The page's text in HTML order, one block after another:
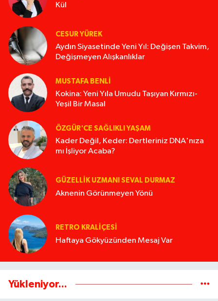
Kül
CESUR YÜREK
Aydın Siyasetinde Yeni Yıl: Değişen Takvim,
Değişmeyen Alışkanlıklar
MUSTAFA BENLI
Kokina: Yeni Yıla Umudu Taşıyan Kırmızı-
Yeşil Bir Masal
ÖZGÜR'CE SAĞLIKLI YAŞAM
Kader Değil, Keder: Dertleriniz DNA'nıza
mı İşliyor Acaba?
GÜZELLIK UZMANI SEVAL DURMAZ
Aknenin Görünmeyen Yönü
RETRO KRALIÇESI
Haftaya Gökyüzünden Mesaj Var
Yükleniyor...